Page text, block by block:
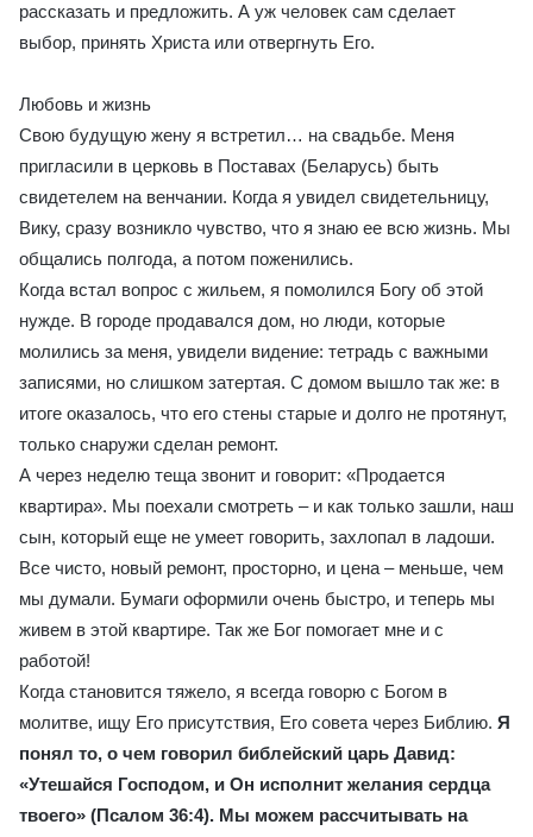
рассказать и предложить. А уж человек сам сделает
выбор, принять Христа или отвергнуть Его.
Любовь и жизнь
Свою будущую жену я встретил… на свадьбе. Меня
пригласили в церковь в Поставах (Беларусь) быть
свидетелем на венчании. Когда я увидел свидетельницу,
Вику, сразу возникло чувство, что я знаю ее всю жизнь. Мы
общались полгода, а потом поженились.
Когда встал вопрос с жильем, я помолился Богу об этой
нужде. В городе продавался дом, но люди, которые
молились за меня, увидели видение: тетрадь с важными
записями, но слишком затертая. С домом вышло так же: в
итоге оказалось, что его стены старые и долго не протянут,
только снаружи сделан ремонт.
А через неделю теща звонит и говорит: «Продается
квартира». Мы поехали смотреть – и как только зашли, наш
сын, который еще не умеет говорить, захлопал в ладоши.
Все чисто, новый ремонт, просторно, и цена – меньше, чем
мы думали. Бумаги оформили очень быстро, и теперь мы
живем в этой квартире. Так же Бог помогает мне и с
работой!
Когда становится тяжело, я всегда говорю с Богом в
молитве, ищу Его присутствия, Его совета через Библию. Я
понял то, о чем говорил библейский царь Давид:
«Утешайся Господом, и Он исполнит желания сердца
твоего» (Псалом 36:4). Мы можем рассчитывать на